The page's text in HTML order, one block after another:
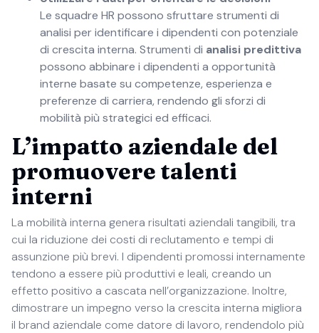
Le squadre HR possono sfruttare strumenti di
analisi per identificare i dipendenti con potenziale
di crescita interna. Strumenti di analisi predittiva
possono abbinare i dipendenti a opportunità
interne basate su competenze, esperienza e
preferenze di carriera, rendendo gli sforzi di
mobilità più strategici ed efficaci.
L’impatto aziendale del
promuovere talenti
interni
La mobilità interna genera risultati aziendali tangibili, tra
cui la riduzione dei costi di reclutamento e tempi di
assunzione più brevi. I dipendenti promossi internamente
tendono a essere più produttivi e leali, creando un
effetto positivo a cascata nell’organizzazione. Inoltre,
dimostrare un impegno verso la crescita interna migliora
il brand aziendale come datore di lavoro, rendendolo più